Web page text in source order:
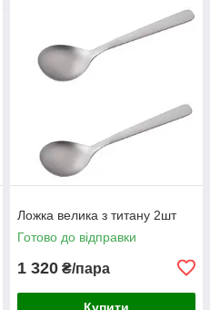
Ложка велика з титану 2шт
Готово до відправки
1 320 ₴/пара